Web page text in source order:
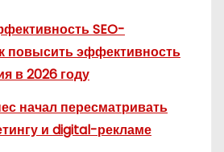
SEO-
повысить эффективность
в 2026 году
начал пересматривать
и digital-рекламе